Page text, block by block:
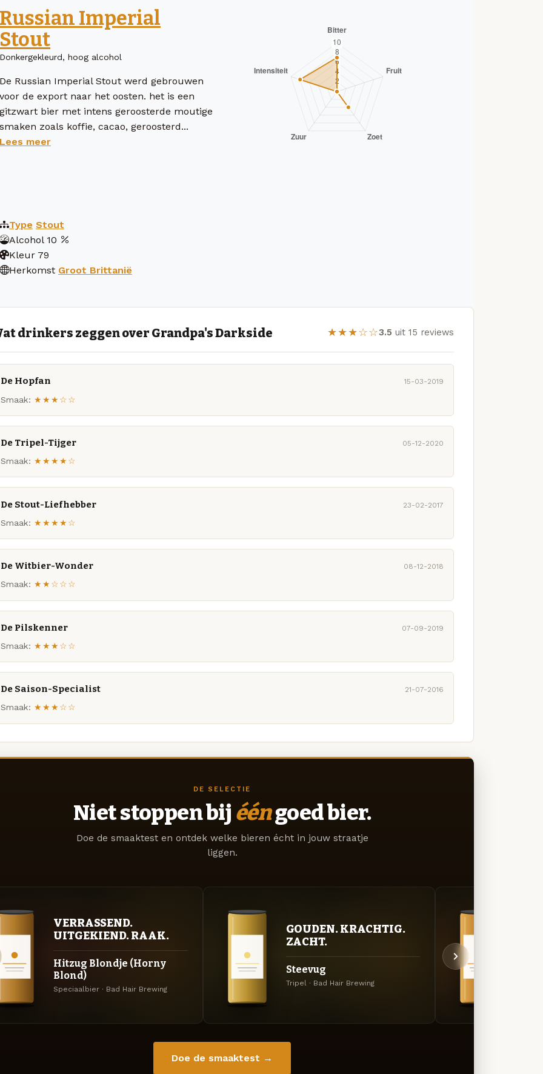
Russian Imperial
Stout
Donkergekleurd, hoog alcohol
De Russian Imperial Stout werd gebrouwen
voor de export naar het oosten. het is een
gitzwart bier met intens geroosterde moutige
smaken zoals koffie, cacao, geroosterd...
Lees meer
Type Stout
Alcohol 10
Kleur 79
Herkomst Groot Brittanië
drinkers zeggen over Grandpa's Darkside ★★★☆☆3.5 uit 15 reviews
De Hopfan 15-03-2019
Smaak: ★★★☆☆
De Tripel-Tijger 05-12-2020
Smaak: ★★★★☆
De Stout-Liefhebber 23-02-2017
Smaak: ★★★★☆
De Witbier-Wonder 08-12-2018
Smaak: ★★☆☆☆
De Pilskenner 07-09-2019
Smaak: ★★★☆☆
De Saison-Specialist 21-07-2016
Smaak: ★★★☆☆
DE SELECTIE
Niet stoppen bij ééngoed bier.
Doe de smaaktest en ontdek welke bieren écht in jouw straatje
liggen.
VERRASSEND.
UITGEKIEND. RAAK.
Hitzug Blondje (Horny
Blond)
Speciaalbier · Bad Hair Brewing
GOUDEN. KRACHTIG.
ZACHT.
Steevug
Tripel · Bad Hair Brewing
Doe de smaaktest →